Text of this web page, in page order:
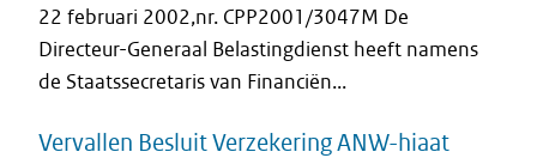
22 februari 2002,nr. CPP2001/3047M De
Directeur-Generaal Belastingdienst heeft namens
de Staatssecretaris van Financiën...
Vervallen Besluit Verzekering ANW-hiaat